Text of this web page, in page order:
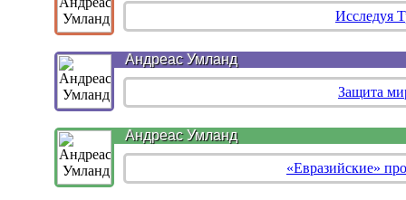
Исследуя
Андреас Умланд
Защита
Андреас Умланд
«Евразийские»